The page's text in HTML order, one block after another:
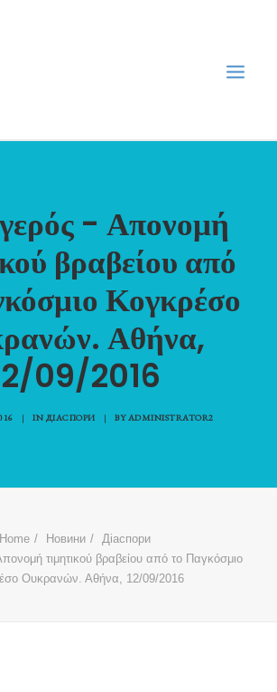
ДІАСПОРИ В ГРЕЦІЇ
- Απονομή
βραβείου από
Κογκρέσο
Αθήνα,
09/2016
| IN ДІАСПОРИ | BYADMINISTRATOR2
Home Новини
Діаспори
τιμητικού βραβείου από το Παγκόσμιο
Ουκρανών. Αθήνα, 12/09/2016